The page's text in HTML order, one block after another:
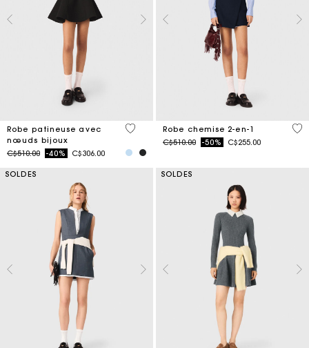
Robe patineuse avec
nœuds bijoux
Price reduced from
C$510.00to-40% C$306.00
3,2 out of 5 Customer Rating
Robe chemise 2-en-1
Price reduced from
C$510.00to-50% C$255.00
5
SOLDES SOLDES